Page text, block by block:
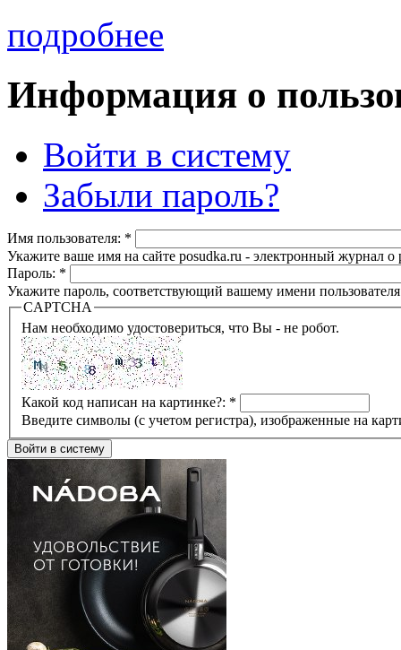
подробнее
Информация о
Войти в систему
Забыли пароль?
Имя пользователя: *
Укажите ваше имя на сайте posudka.ru - электронный журнал
Пароль: *
Укажите пароль, соответствующий вашему имени
CAPTCHA
Нам необходимо удостовериться, что Вы - не робот.
Какой код написан на картинке?: *
Введите символы (с учетом регистра), изображенные на